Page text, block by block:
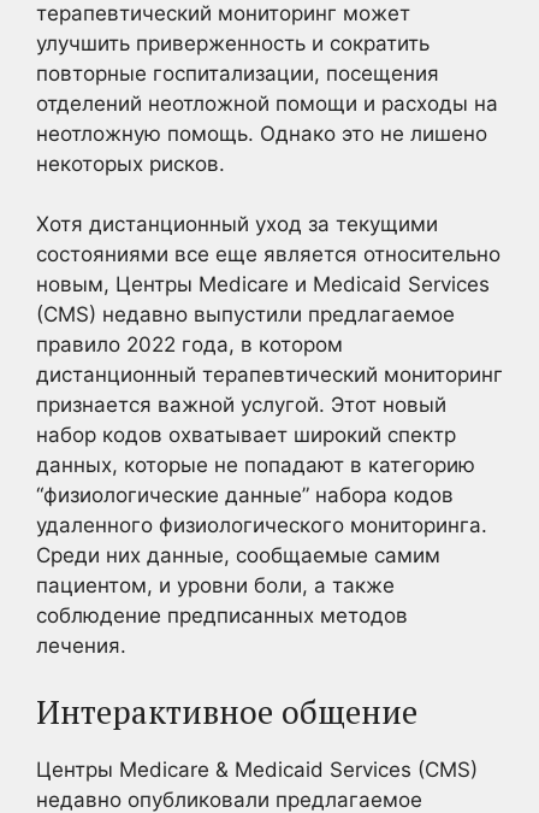
терапевтический мониторинг может
улучшить приверженность и сократить
повторные госпитализации, посещения
отделений неотложной помощи и расходы на
неотложную помощь. Однако это не лишено
некоторых рисков.
Хотя дистанционный уход за текущими
состояниями все еще является относительно
новым, Центры Medicare и Medicaid Services
(CMS) недавно выпустили предлагаемое
правило 2022 года, в котором
дистанционный терапевтический мониторинг
признается важной услугой. Этот новый
набор кодов охватывает широкий спектр
данных, которые не попадают в категорию
“физиологические данные” набора кодов
удаленного физиологического мониторинга.
Среди них данные, сообщаемые самим
пациентом, и уровни боли, а также
соблюдение предписанных методов
лечения.
Интерактивное общение
Центры Medicare & Medicaid Services (CMS)
недавно опубликовали предлагаемое